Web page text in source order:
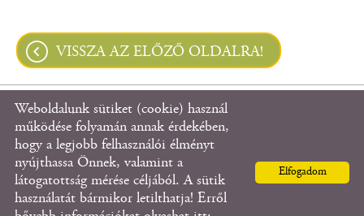
VISSZA AZ ELŐZŐ OLDALRA!
© 2026 - Hahót Község Önkormányzata
Oldal információklAdatkezelési tájékoztatól
Impresszum
Elfogadom
Weboldalunk sütiket (cookie) használ
működése folyamán annak érdekében,
hogy a legjobb felhasználói élményt
nyújthassa Önnek, valamint a
látogatottság mérése céljából. A sütik
használatát bármikor letilthatja! Erről